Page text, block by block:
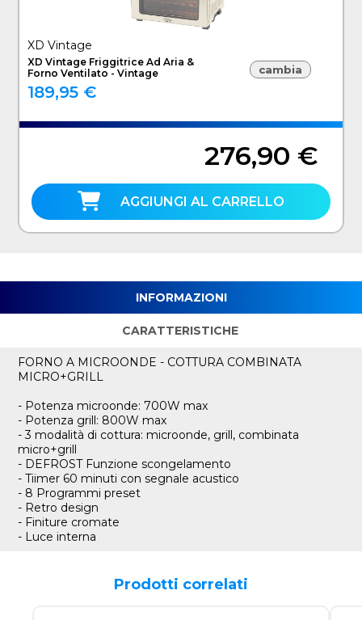
XD Vintage
XD Vintage Friggitrice Ad Aria &
Forno Ventilato - Vintage
189,95 €
cambia
276,90 €
AGGIUNGI AL CARRELLO
INFORMAZIONI
CARATTERISTICHE
FORNO A MICROONDE - COTTURA COMBINATA
MICRO+GRILL
- Potenza microonde: 700W max
- Potenza grill: 800W max
- 3 modalità di cottura: microonde, grill, combinata
micro+grill
- DEFROST Funzione scongelamento
- Tiimer 60 minuti con segnale acustico
- 8 Programmi preset
- Retro design
- Finiture cromate
- Luce interna
Prodotti correlati